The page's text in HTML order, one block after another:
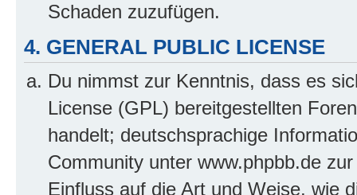
Schaden zuzufügen.
4. GENERAL PUBLIC LICENSE
Du nimmst zur Kenntnis, dass es
License (GPL) bereitgestellten
handelt; deutschsprachige
Community unter www.phpbb.de
Einfluss auf die Art und Weise, wie